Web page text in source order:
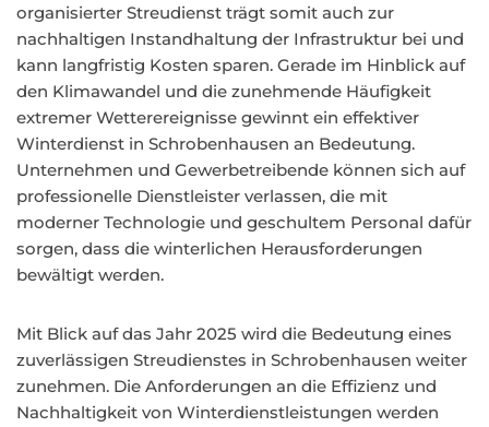
organisierter Streudienst trägt somit auch zur
nachhaltigen Instandhaltung der Infrastruktur bei und
kann langfristig Kosten sparen. Gerade im Hinblick auf
den Klimawandel und die zunehmende Häufigkeit
extremer Wetterereignisse gewinnt ein effektiver
Winterdienst in Schrobenhausen an Bedeutung.
Unternehmen und Gewerbetreibende können sich auf
professionelle Dienstleister verlassen, die mit
moderner Technologie und geschultem Personal dafür
sorgen, dass die winterlichen Herausforderungen
bewältigt werden.
Mit Blick auf das Jahr 2025 wird die Bedeutung eines
zuverlässigen Streudienstes in Schrobenhausen weiter
zunehmen. Die Anforderungen an die Effizienz und
Nachhaltigkeit von Winterdienstleistungen werden